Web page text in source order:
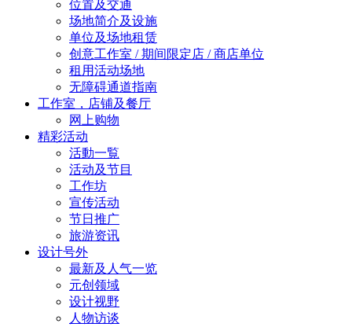
位置及交通
场地简介及设施
单位及场地租赁
创意工作室 / 期间限定店 / 商店单位
租用活动场地
无障碍通道指南
工作室，店铺及餐厅
网上购物
精彩活动
活動一覧
活动及节目
工作坊
宣传活动
节日推广
旅游资讯
设计号外
最新及人气一览
元创领域
设计视野
人物访谈